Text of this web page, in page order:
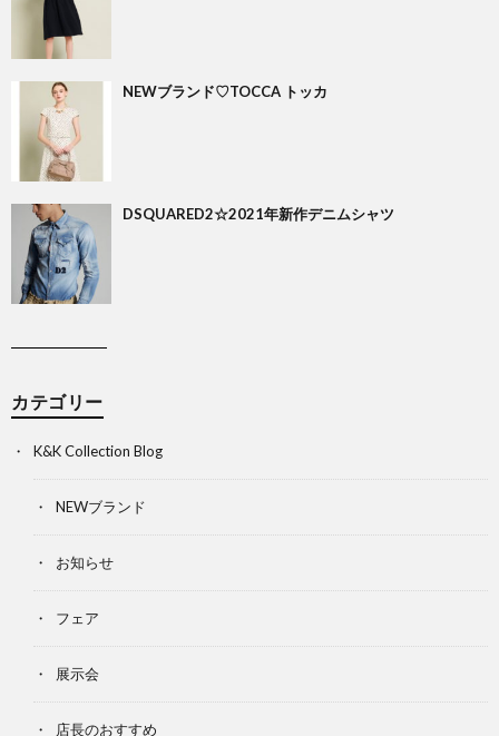
NEWブランド♡TOCCA トッカ
DSQUARED2☆2021年新作デニムシャツ
カテゴリー
K&K Collection Blog
NEWブランド
お知らせ
フェア
展示会
店長のおすすめ